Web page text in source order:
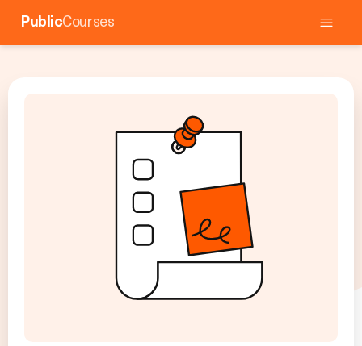
PublicCourses